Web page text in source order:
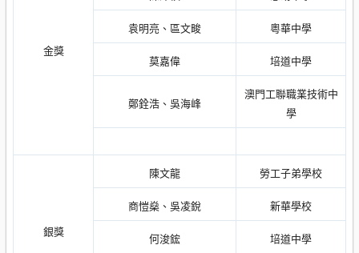
金獎
袁明亮、區文畯 粵華中學
莫嘉偉 培道中學
鄭銓浩、吳海峰
澳門工聯職業技術中
學
銀獎
陳文龍 勞工子弟學校
商愷燊、吳凌銳 新華學校
何浚鋐 培道中學